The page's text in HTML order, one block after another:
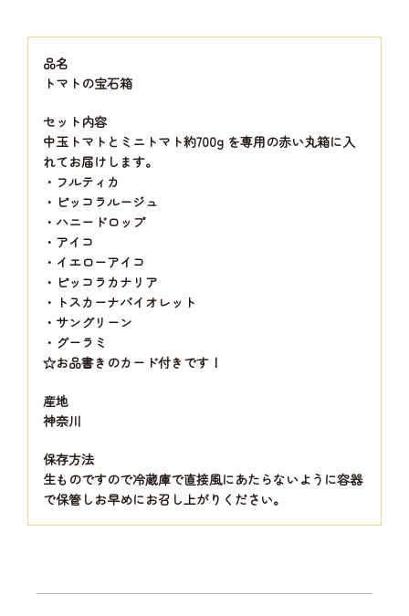
品名
トマトの宝石箱
セット内容
中玉トマトとミニトマト約700g を専用の赤い丸箱に入
れてお届けします。
・フルティカ
・ピッコラルージュ
・ハニードロップ
・アイコ
・イエローアイコ
・ピッコラカナリア
・トスカーナバイオレット
・サングリーン
・グーラミ
☆お品書きのカード付きです！
産地
神奈川
保存方法
生ものですので冷蔵庫で直接風にあたらないように容器
で保管しお早めにお召し上がりください。